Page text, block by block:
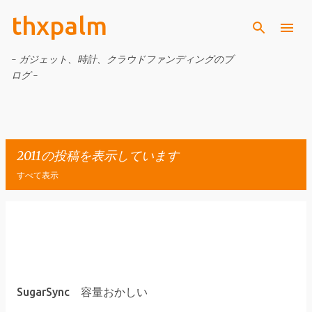
スキップしてメイン コンテンツに移動
thxpalm
- ガジェット、時計、クラウドファンディングのブ
ログ -
2011の投稿を表示しています
すべて表示
SugarSync 容量おかしい